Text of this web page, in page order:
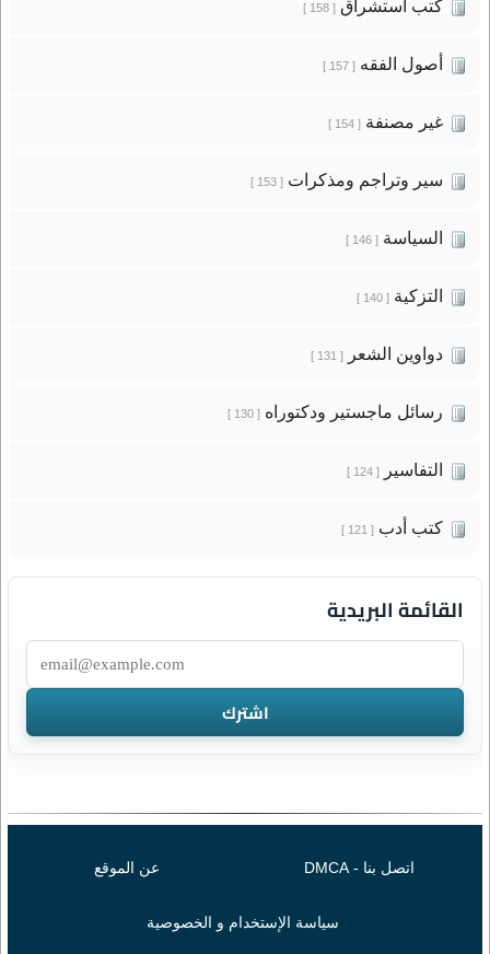
كتب استشراق[ 158 ]
أصول الفقه[ 157 ]
غير مصنفة[ 154 ]
سير وتراجم ومذكرات[ 153 ]
السياسة[ 146 ]
التزكية[ 140 ]
دواوين الشعر[ 131 ]
رسائل ماجستير ودكتوراه[ 130 ]
التفاسير[ 124 ]
كتب أدب[ 121 ]
القائمة البريدية
اتصل بنا - DMCA عن الموقع
سياسة الإستخدام و الخصوصية